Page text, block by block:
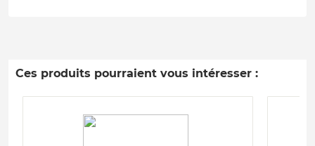
Ces produits pourraient vous intéresser :